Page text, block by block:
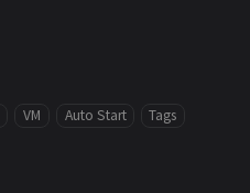
VM Auto Start Tags